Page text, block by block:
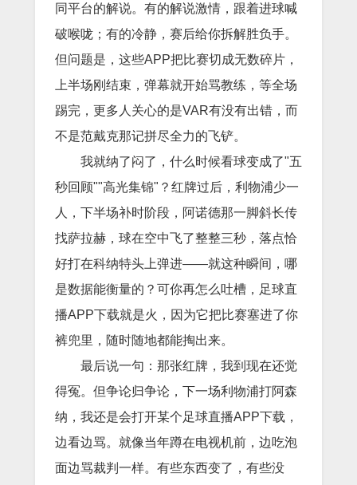
同平台的解说。有的解说激情，跟着进球喊
破喉咙；有的冷静，赛后给你拆解胜负手。
但问题是，这些APP把比赛切成无数碎片，
上半场刚结束，弹幕就开始骂教练，等全场
踢完，更多人关心的是VAR有没有出错，而
不是范戴克那记拼尽全力的飞铲。
我就纳了闷了，什么时候看球变成了"五
秒回顾""高光集锦"？红牌过后，利物浦少一
人，下半场补时阶段，阿诺德那一脚斜长传
找萨拉赫，球在空中飞了整整三秒，落点恰
好打在科纳特头上弹进——就这种瞬间，哪
是数据能衡量的？可你再怎么吐槽，足球直
播APP下载就是火，因为它把比赛塞进了你
裤兜里，随时随地都能掏出来。
最后说一句：那张红牌，我到现在还觉
得冤。但争论归争论，下一场利物浦打阿森
纳，我还是会打开某个足球直播APP下载，
边看边骂。就像当年蹲在电视机前，边吃泡
面边骂裁判一样。有些东西变了，有些没